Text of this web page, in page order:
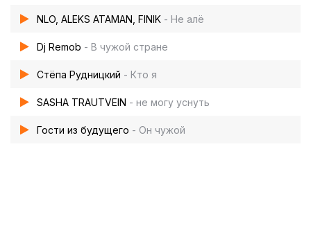
NLO, ALEKS ATAMAN, FINIK - Не алё
Dj Remob - В чужой стране
Стёпа Рудницкий - Кто я
SASHA TRAUTVEIN - не могу уснуть
Гости из будущего - Он чужой